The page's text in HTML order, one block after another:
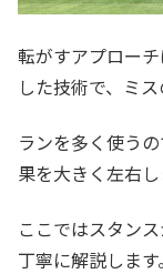
転がすアプロー
した技術で、ミ
ランを多く使う
果を大きく左右し
ここではスタン
丁寧に解説します。